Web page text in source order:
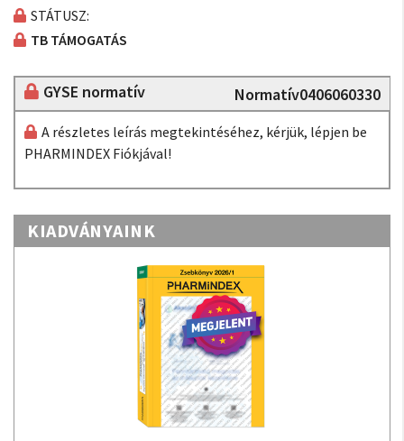
STÁTUSZ:
TB TÁMOGATÁS
GYSE normatív Normatív0406060330
A részletes leírás megtekintéséhez, kérjük, lépjen be
PHARMINDEX Fiókjával!
KIADVÁNYAINK